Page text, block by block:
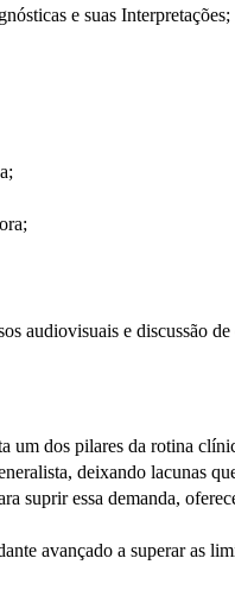
e suas Interpretações;
audiovisuais e discussão de
um dos pilares da rotina
deixando lacunas
suprir essa demanda,
avançado a superar as